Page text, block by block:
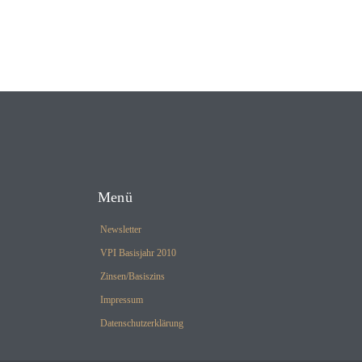
Menü
Newsletter
VPI Basisjahr 2010
Zinsen/Basiszins
Impressum
Datenschutzerklärung